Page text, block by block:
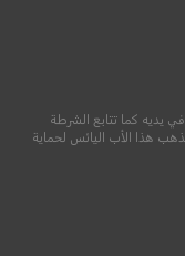
يديه كما تتابع الشرطة
هذا الأب اليائس لحماية